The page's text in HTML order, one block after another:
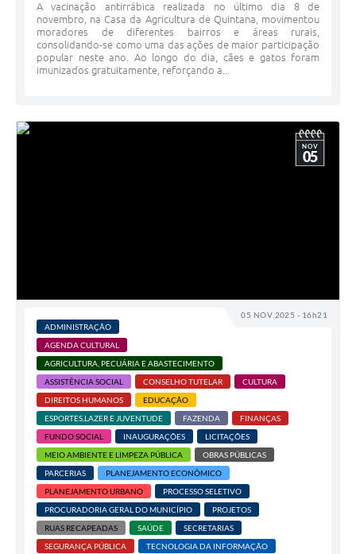
A vacinação antirrábica realizada no último dia 8 de
novembro, na Casa da Agricultura de Quintana, movimentou
moradores de diferentes bairros e áreas rurais,
consolidando-se como uma das ações de maior participação
popular neste ano. Ao longo do dia, cães e gatos foram
imunizados gratuitamente, reforçando a...
05 NOV 2025 - 16h21
NOV
05
ADMINISTRAÇÃO
AGENDA CULTURAL
AGRICULTURA, PECUÁRIA E ABASTECIMENTO
ASSISTÊNCIA SOCIAL
CONSELHO TUTELAR
CULTURA
DIREITOS HUMANOS
EDUCAÇÃO
ESPORTES,LAZER E JUVENTUDE
FAZENDA
FINANÇAS
FUNDO SOCIAL
INAUGURAÇÕES
LICITAÇÕES
MEIO AMBIENTE E LIMPEZA PÚBLICA
OBRAS PÚBLICAS
PARCERIAS
PLANEJAMENTO ECONÔMICO
PLANEJAMENTO URBANO
PROCESSO SELETIVO
PROCURADORIA GERAL DO MUNICÍPIO
PROJETOS
RUAS RECAPEADAS
SAÚDE
SECRETARIAS
SEGURANÇA PÚBLICA
TECNOLOGIA DA INFORMAÇÃO